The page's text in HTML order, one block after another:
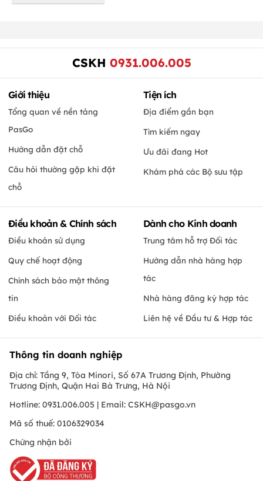
CSKH 0931.006.005
Giới thiệu
Tổng quan về nền tảng
PasGo
Hướng dẫn đặt chỗ
Câu hỏi thường gặp khi đặt
chỗ
Tiện ích
Địa điểm gần bạn
Tìm kiếm ngay
Ưu đãi đang Hot
Khám phá các Bộ sưu tập
Điều khoản & Chính sách
Điều khoản sử dụng
Quy chế hoạt động
Chính sách bảo mật thông
tin
Điều khoản với Đối tác
Dành cho Kinh doanh
Trung tâm hỗ trợ Đối tác
Hướng dẫn nhà hàng hợp
tác
Nhà hàng đăng ký hợp tác
Liên hệ về Đầu tư & Hợp tác
Thông tin doanh nghiệp
Địa chỉ: Tầng 9, Tòa Minori, Số 67A Trương Định, Phường
Trương Định, Quận Hai Bà Trưng, Hà Nội
Hotline: 0931.006.005 | Email: CSKH@pasgo.vn
Mã số thuế: 0106329034
Chứng nhận bởi